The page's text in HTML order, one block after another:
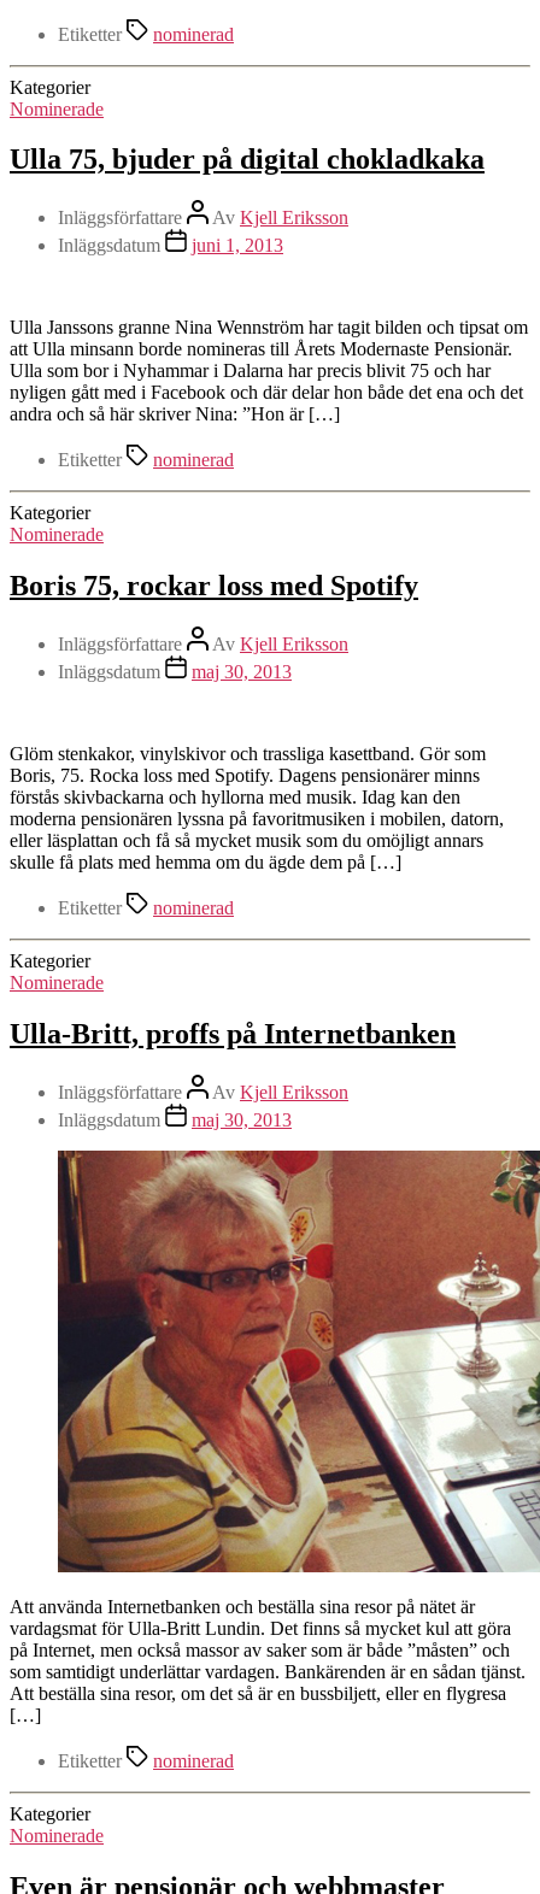
Etiketter nominerad
Kategorier
Nominerade
Ulla 75, bjuder på digital chokladkaka
Inläggsförfattare Av Kjell Eriksson
Inläggsdatum
juni 1, 2013
Ulla Janssons granne Nina Wennström har tagit bilden och tipsat om
att Ulla minsann borde nomineras till Årets Modernaste Pensionär.
Ulla som bor i Nyhammar i Dalarna har precis blivit 75 och har
nyligen gått med i Facebook och där delar hon både det ena och det
andra och så här skriver Nina: ”Hon är […]
Etiketter nominerad
Kategorier
Nominerade
Boris 75, rockar loss med Spotify
Inläggsförfattare Av Kjell Eriksson
Inläggsdatum
maj 30, 2013
Glöm stenkakor, vinylskivor och trassliga kasettband. Gör som
Boris, 75. Rocka loss med Spotify. Dagens pensionärer minns
förstås skivbackarna och hyllorna med musik. Idag kan den
moderna pensionären lyssna på favoritmusiken i mobilen, datorn,
eller läsplattan och få så mycket musik som du omöjligt annars
skulle få plats med hemma om du ägde dem på […]
Etiketter nominerad
Kategorier
Nominerade
Ulla-Britt, proffs på Internetbanken
Inläggsförfattare Av Kjell Eriksson
Inläggsdatum
maj 30, 2013
Att använda Internetbanken och beställa sina resor på nätet är
vardagsmat för Ulla-Britt Lundin. Det finns så mycket kul att göra
på Internet, men också massor av saker som är både ”måsten” och
som samtidigt underlättar vardagen. Bankärenden är en sådan tjänst.
Att beställa sina resor, om det så är en bussbiljett, eller en flygresa
[…]
Etiketter nominerad
Kategorier
Nominerade
Even är pensionär och webbmaster